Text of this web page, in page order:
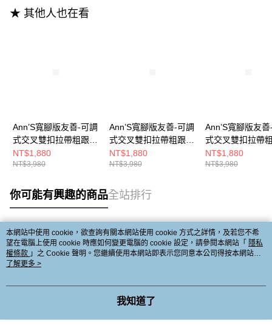
★ 其他人也在看
Ann’S寬腳版友善-可調
式交叉雙扣拉帶粗跟尖
頭鞋5cm-黑
NT$1,880
NT$3,980
Ann’S寬腳版友善-可調
式交叉雙扣拉帶粗跟尖
頭鞋5cm-杏
NT$1,880
NT$3,980
Ann’S寬腳版友
式交叉雙扣拉帶
頭鞋5cm-咖
NT$1,880
NT$3,980
你可能有興趣的商品全站排行
熱門標籤
本網站中使用 cookie，欲查詢有關本網站使用 cookie 方式之詳情，及若您不希
望在電腦上使用 cookie 時應如何變更電腦的 cookie 設定，請參閱本網站「 隱私
權條款 」之 Cookie 聲明。您繼續使用本網站即表示您同意本公司得按本網站使
用條款之 Cookie 聲明使用 cookie。
了解更多 >
我知道了